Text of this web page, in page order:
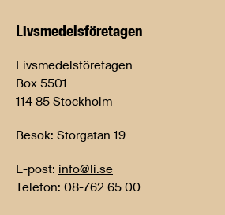
Livsmedels­företagen
Livsmedelsföretagen
Box 5501
114 85 Stockholm
Besök: Storgatan 19
E-post: info@li.se
Telefon: 08-762 65 00